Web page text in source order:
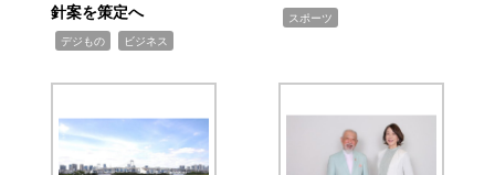
針案を策定へ
デジもの ビジネス
スポーツ